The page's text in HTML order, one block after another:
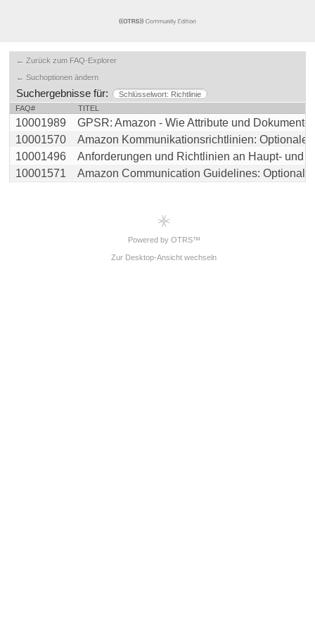
← Zurück zum FAQ-Explorer
← Suchoptionen ändern
Suchergebnisse für:
Schlüsselwort: Richtlinie
FAQ#
TITEL
10001989
GPSR: Amazon - Wie Attribute und Dokumente
10001570
Amazon Kommunikationsrichtlinien: Optionale
10001496
Anforderungen und Richtlinien an Haupt- und
10001571
Amazon Communication Guidelines: Optional
Powered by OTRS™
Zur Desktop-Ansicht wechseln